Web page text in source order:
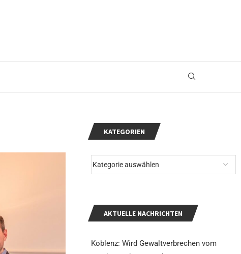
KATEGORIEN
AKTUELLE NACHRICHTEN
Koblenz: Wird Gewaltverbrechen vom